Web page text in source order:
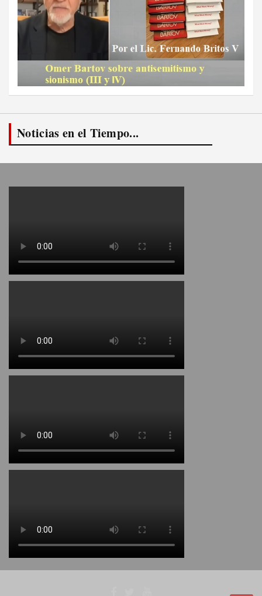
Noticias en el Tiempo...